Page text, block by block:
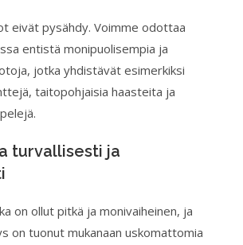
eivät pysähdy. Voimme odottaa
entistä monipuolisempia ja
jotka yhdistävät esimerkiksi
taitopohjaisia haasteita ja
turvallisesti ja
on ollut pitkä ja monivaiheinen, ja
on tuonut mukanaan uskomattomia